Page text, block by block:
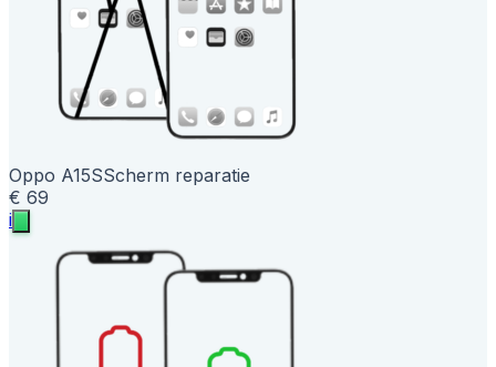
Oppo A15SScherm reparatie
€ 69
i